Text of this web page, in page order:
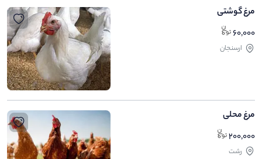
مرغ گوشتی
60,000
ارسنجان
مرغ محلی
200,000
رشت